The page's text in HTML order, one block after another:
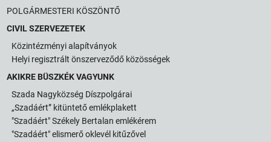
POLGÁRMESTERI KÖSZÖNTŐ
CIVIL SZERVEZETEK
Közintézményi alapítványok
Helyi regisztrált önszerveződő közösségek
AKIKRE BÜSZKÉK VAGYUNK
Szada Nagyközség Díszpolgárai
„Szadáért” kitüntető emlékplakett
"Szadáért" Székely Bertalan emlékérem
"Szadáért" elismerő oklevél kitűzővel